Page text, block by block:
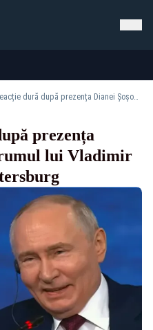
MAE, reacție dură după prezența Dianei Șoșoacă la forumul lui Vladimir Putin de la Sankt Petersburg
prezența
lui Vladimir